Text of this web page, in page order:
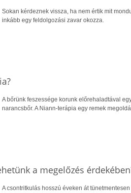
Sokan kérdeznek vissza, ha nem értik mit
inkább egy feldolgozási zavar okozza.
A bőrünk feszessége korunk előrehaladtával
narancsbőr. A Niann-terápia egy remek
a megelőzés
A csontritkulás hosszú éveken át